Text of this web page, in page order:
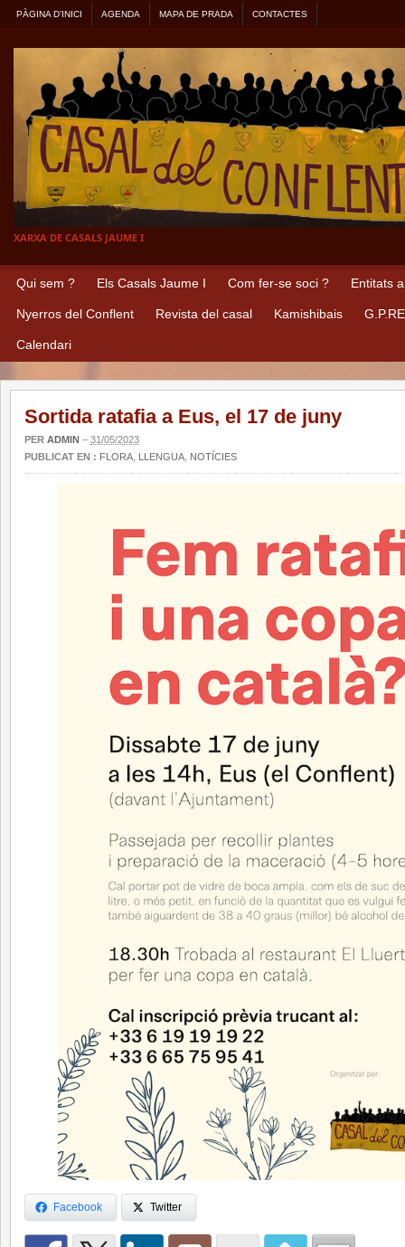
PÀGINA D’INICI AGENDA MAPA DE PRADA CONTACTES
XARXA DE CASALS JAUME I
Qui sem ? Els Casals Jaume I Com fer-se soci ? Entitats
Nyerros del Conflent Revista del casal Kamishibais
Calendari
Sortida ratafia a Eus, el 17 de juny
PER ADMIN – 31/05/2023
PUBLICAT EN : FLORA LLENGUA NOTÍCIES
Facebook Twitter